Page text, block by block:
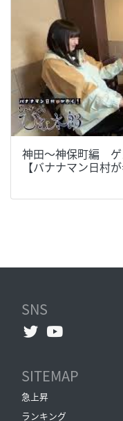
神田～神保町編 ゲ
【バナナマン日村
SNS
SITEMAP
急上昇
ランキング